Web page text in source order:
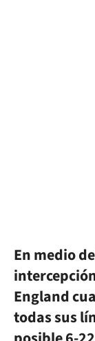
En medio
England
todas sus